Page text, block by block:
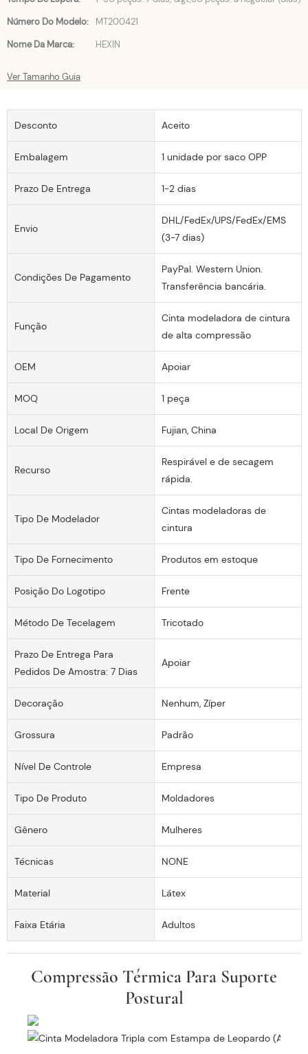
Número Do Modelo:
MT200421
Nome Da Marca:
HEXIN
Ver Tamanho Guia
Desconto Aceito
Embalagem 1 unidade por saco OPP
Prazo De Entrega 1-2 dias
Envio
DHL/FedEx/UPS/FedEx/EMS
(3-7 dias)
Condições De Pagamento
PayPal. Western Union.
Transferência bancária.
Função
Cinta modeladora de cintura
de alta compressão
OEM Apoiar
MOQ 1 peça
Local De Origem Fujian, China
Recurso
Respirável e de secagem
rápida.
Tipo De Modelador
Cintas modeladoras de
cintura
Tipo De Fornecimento Produtos em estoque
Posição Do Logotipo Frente
Método De Tecelagem Tricotado
Prazo De Entrega Para
Pedidos De Amostra: 7 Dias
Apoiar
Decoração Nenhum, Zíper
Grossura Padrão
Nível De Controle Empresa
Tipo De Produto Moldadores
Gênero Mulheres
Técnicas NONE
Material Látex
Faixa Etária Adultos
Compressão Térmica Para Suporte
Postural